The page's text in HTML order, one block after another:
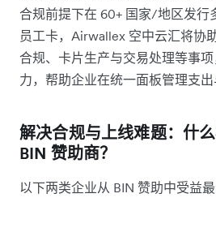
合规前提下在 60+ 国家/地区发行
员工卡，Airwallex 空中云汇将协
合规、卡片生产与交易处理等事
力，帮助企业在统一面板管理支出
解决合规与上线难题：什
BIN 赞助商？
以下两类企业从 BIN 赞助中受益最